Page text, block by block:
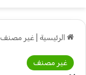
الرئيسية غير مصنف
غير مصنف